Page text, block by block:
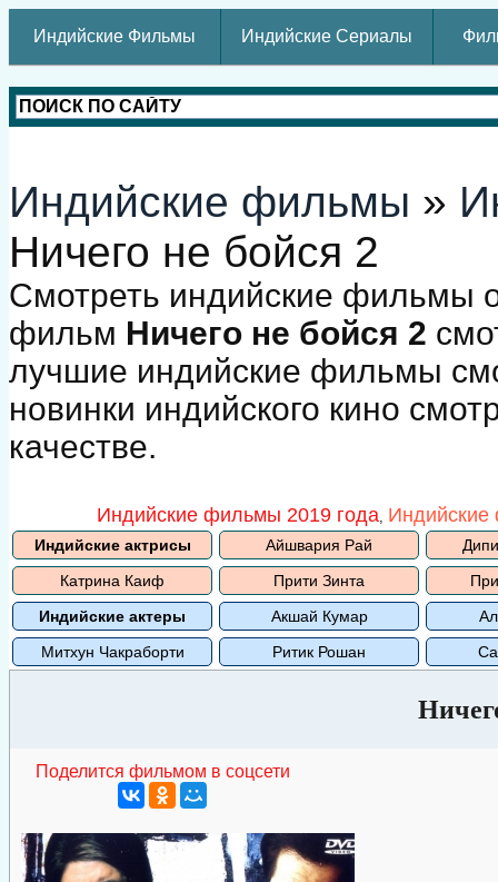
Индийские Фильмы Индийские Сериалы
Индийские фильмы »
Ничего не бойся 2
Смотреть индийские фильмы
фильм Ничего не бойся 2
лучшие индийские фильмы
новинки индийского кино
качестве.
Индийские фильмы 2019 года,
Индийские актрисы Айшвария Рай
Катрина Каиф
Прити Зинта
Индийские актеры
Акшай Кумар
Митхун Чакраборти
Ритик Рошан
Поделится фильмом в соцсети